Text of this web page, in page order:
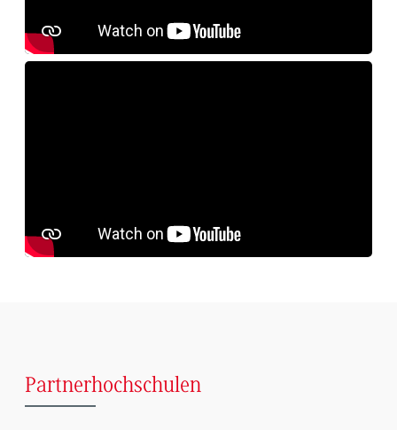
Partnerhochschulen